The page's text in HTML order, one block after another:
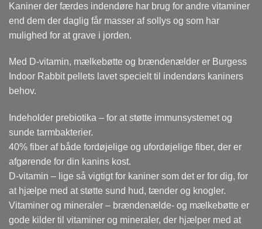
Kaniner der færdes indendøre har brug for andre vitaminer
end dem der daglig får masser af sollys og som har
mulighed for at grave i jorden.
Med D-vitamin, mælkebøtte og brændenælder er Burgess
Indoor Rabbit pellets lavet specielt til indendørs kaniners
behov.
Indeholder prebiotika – for at støtte immunsystemet og
sunde tarmbakterier.
40% fiber af både fordøjelige og ufordøjelige fiber, der er
afgørende for din kanins kost.
D-vitamin – lige så vigtigt for kaniner som det er for dig, for
at hjælpe med at støtte sund hud, tænder og knogler.
Vitaminer og mineraler – brændenælde- og mælkebøtte er
gode kilder til vitaminer og mineraler, der hjælper med at